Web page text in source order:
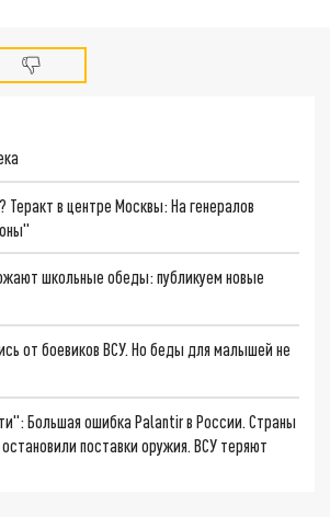
в центре Москвы: На генералов
школьные обеды: публикуем новые
от боевиков ВСУ. Но беды для малышей не
Большая ошибка Palantir в России. Страны
поставки оружия. ВСУ теряют